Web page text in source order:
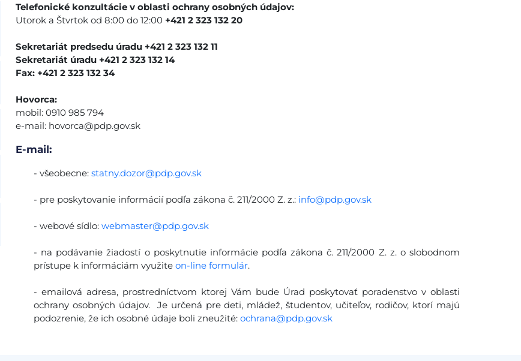
Telefonické konzultácie v oblasti ochrany osobných údajov:
Utorok a Štvrtok od 8:00 do 12:00 +421 2 323 132 20
Sekretariát predsedu úradu +421 2 323 132 11
Sekretariát úradu +421 2 323 132 14
Fax: +421 2 323 132 34
Hovorca:
mobil: 0910 985 794
e-mail: hovorca@pdp.gov.sk
E-mail:
- všeobecne: statny.dozor@pdp.gov.sk
- pre poskytovanie informácií podľa zákona č. 211/2000 Z. z.: info@pdp.gov.sk
- webové sídlo: webmaster@pdp.gov.sk
- na podávanie žiadostí o poskytnutie informácie podľa zákona č. 211/2000 Z. z. o slobodnom
prístupe k informáciám využite on-line formulár.
- emailová adresa, prostredníctvom ktorej Vám bude Úrad poskytovať poradenstvo v oblasti
ochrany osobných údajov. Je určená pre deti, mládež, študentov, učiteľov, rodičov, ktorí majú
podozrenie, že ich osobné údaje boli zneužité: ochrana@pdp.gov.sk